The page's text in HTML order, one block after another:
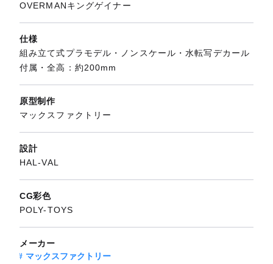
OVERMANキングゲイナー
仕様
組み立て式プラモデル・ノンスケール・水転写デカール
付属・全高：約200mm
原型制作
マックスファクトリー
設計
HAL-VAL
CG彩色
POLY-TOYS
メーカー
マックスファクトリー